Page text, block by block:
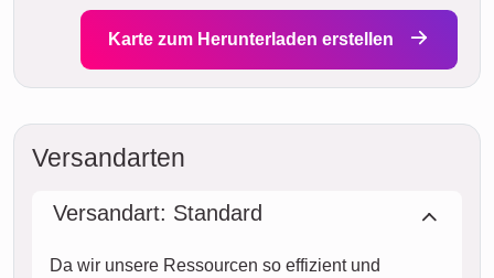
Karte zum Herunterladen erstellen
Versandarten
Versandart: Standard
Da wir unsere Ressourcen so effizient und